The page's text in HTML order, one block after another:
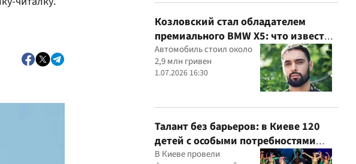
Козловский стал обладателем
премиального BMW X5: что известно
о покупке
Автомобиль стоил около
2,9 млн гривен
1.07.2026 16:30
Талант без барьеров: в Киеве 120
детей с особыми потребностями
выступили на всеукраинском
В Киеве провели